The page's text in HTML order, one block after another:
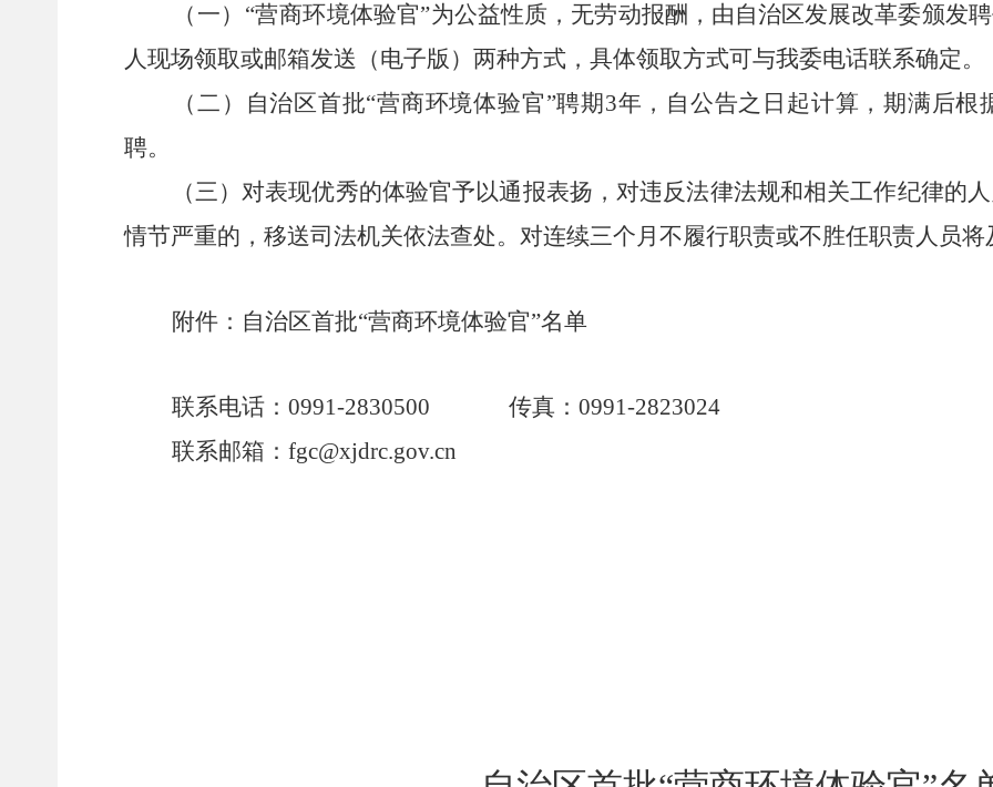
（一） “营商环境体验官”为公益性质，无劳动报酬，由 自治区发展改革委颁发
人现场领取或邮箱发送（电子版）两种方式，具体领取方式可与我委电话联系确定。
（二）
自治区首批“营商环境体验官”聘期3年， 自公告之日起计算，期满后
聘。
（三）对表现优秀的体验官予以通报表扬，对违反法律法规和相关工作纪律的
情节严重的，移送司法机关依法查处。对连续三个月 不履行职责或不胜任职责人员将
附件：自治区首批“营商环境体验官”名单
联系电话： 0991-2830500 传真： 0991-2823024
联系邮箱： fgc@xjdrc.gov.cn